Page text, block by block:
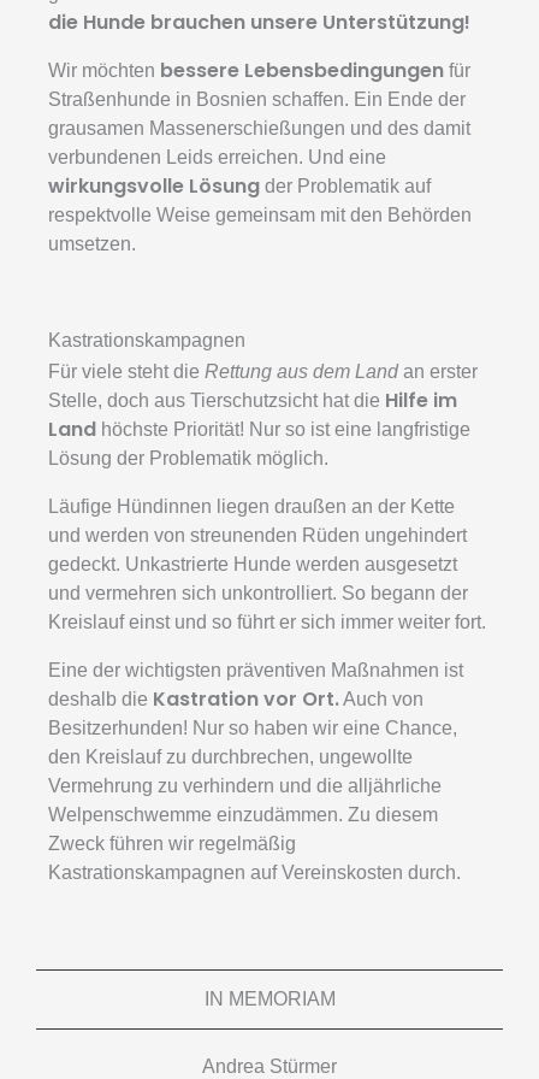
die Hunde brauchen unsere Unterstützung!
Wir möchten bessere Lebensbedingungen für
Straßenhunde in Bosnien schaffen. Ein Ende der
grausamen Massenerschießungen und des damit
verbundenen Leids erreichen. Und eine
wirkungsvolle Lösung der Problematik auf
respektvolle Weise gemeinsam mit den Behörden
umsetzen.
Kastrationskampagnen
Für viele steht dieRettung aus dem Landan erster
Stelle, doch aus Tierschutzsicht hat die Hilfe im
Land höchste Priorität! Nur so ist eine langfristige
Lösung der Problematik möglich.
Läufige Hündinnen liegen draußen an der Kette
und werden von streunenden Rüden ungehindert
gedeckt. Unkastrierte Hunde werden ausgesetzt
und vermehren sich unkontrolliert. So begann der
Kreislauf einst und so führt er sich immer weiter fort.
Eine der wichtigsten präventiven Maßnahmen ist
deshalb die Kastration vor Ort.Auch von
Besitzerhunden! Nur so haben wir eine Chance,
den Kreislauf zu durchbrechen, ungewollte
Vermehrung zu verhindern und die alljährliche
Welpenschwemme einzudämmen. Zu diesem
Zweck führen wir regelmäßig
Kastrationskampagnen auf Vereinskosten durch.
IN MEMORIAM
Andrea Stürmer